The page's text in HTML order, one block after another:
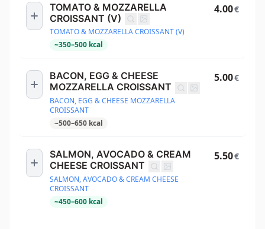
TOMATO & MOZZARELLA
CROISSANT (V)
TOMATO & MOZZARELLA CROISSANT (V)
~350–500 kcal
4.00€
BACON, EGG & CHEESE
MOZZARELLA CROISSANT
BACON, EGG & CHEESE MOZZARELLA
CROISSANT
~500–650 kcal
5.00€
SALMON, AVOCADO & CREAM
CHEESE CROISSANT
SALMON, AVOCADO & CREAM CHEESE
CROISSANT
~450–600 kcal
5.50€